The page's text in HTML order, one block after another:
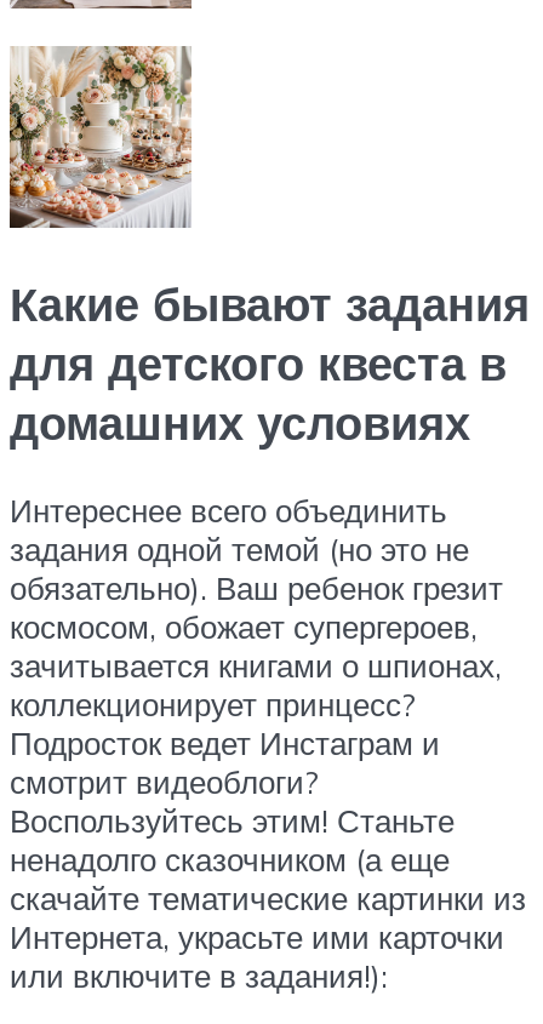
Какие бывают задания
для детского квеста в
домашних условиях
Интереснее всего объединить
задания одной темой (но это не
обязательно). Ваш ребенок грезит
космосом, обожает супергероев,
зачитывается книгами о шпионах,
коллекционирует принцесс?
Подросток ведет Инстаграм и
смотрит видеоблоги?
Воспользуйтесь этим! Станьте
ненадолго сказочником (а еще
скачайте тематические картинки из
Интернета, украсьте ими карточки
или включите в задания!):